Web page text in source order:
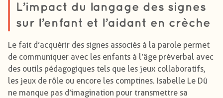
L’impact du langage des signes
sur l’enfant et l’aidant en crèche
Le fait d’acquérir des signes associés à la parole permet
de communiquer avec les enfants à l’âge préverbal avec
des outils pédagogiques tels que les jeux collaboratifs,
les jeux de rôle ou encore les comptines. Isabelle Le Dû
ne manque pas d’imagination pour transmettre sa